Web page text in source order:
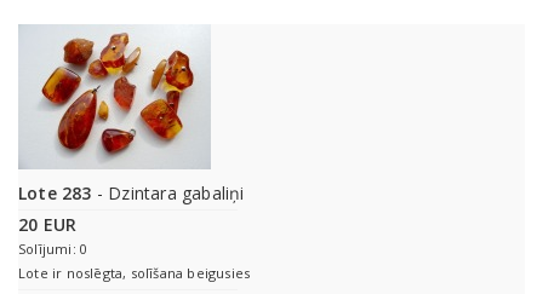
Lote 283 - Dzintara gabaliņi
20 EUR
Solījumi: 0
Lote ir noslēgta, solīšana beigusies